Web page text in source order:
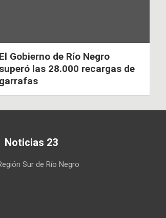
El Gobierno de Río Negro
superó las 28.000 recargas de
garrafas
Noticias 23
Sur de Río Negro